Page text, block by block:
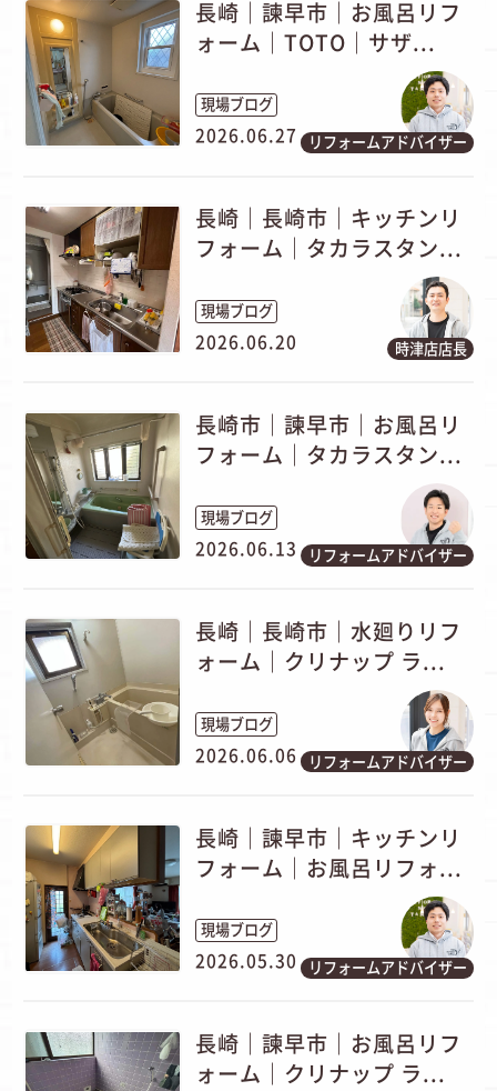
長崎｜諫早市｜お風呂リフ
ォーム｜TOTO｜サザ...
現場ブログ
2026.06.27 リフォームアドバイザー
長崎｜長崎市｜キッチンリ
フォーム｜タカラスタン...
現場ブログ
2026.06.20 時津店店長
長崎市｜諫早市｜お風呂リ
フォーム｜タカラスタン...
現場ブログ
2026.06.13 リフォームアドバイザー
長崎｜長崎市｜水廻りリフ
ォーム｜クリナップ ラ...
現場ブログ
2026.06.06 リフォームアドバイザー
長崎｜諫早市｜キッチンリ
フォーム｜お風呂リフォ...
現場ブログ
2026.05.30 リフォームアドバイザー
長崎｜諫早市｜お風呂リフ
ォーム｜クリナップ ラ...